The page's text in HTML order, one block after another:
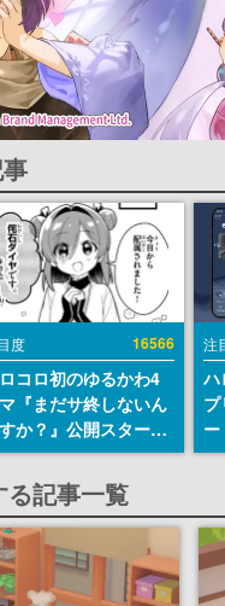
度 16566
コロ初のゆるかわ4
『まだサ終しないん
か？』公開スター
主人公は新入社員の
ダイヤ、ゲーム会社
台にトラブルへ対応
社員たちを描く
注
ハ
が
記事一覧